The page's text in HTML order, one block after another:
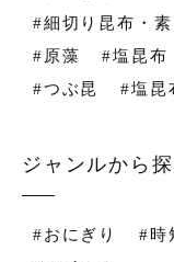
#細切り昆布・素
#原藻
#塩昆布
#つぶ昆
#塩昆
ジャンルから
#おにぎり #時